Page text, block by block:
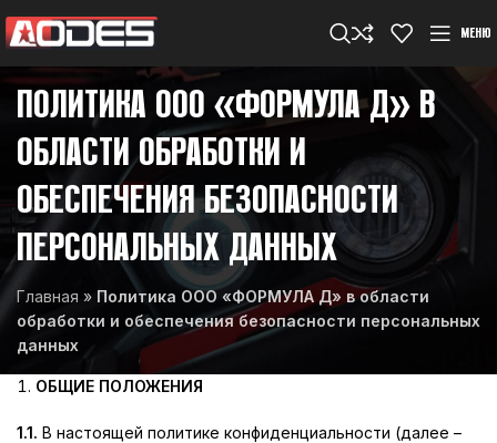
МЕНЮ
ПОЛИТИКА ООО «ФОРМУЛА Д» В
ОБЛАСТИ ОБРАБОТКИ И
ОБЕСПЕЧЕНИЯ БЕЗОПАСНОСТИ
ПЕРСОНАЛЬНЫХ ДАННЫХ
Главная » Политика ООО «ФОРМУЛА Д» в области
обработки и обеспечения безопасности персональных
данных
ОБЩИЕ ПОЛОЖЕНИЯ
1.1. В настоящей политике конфиденциальности (далее –